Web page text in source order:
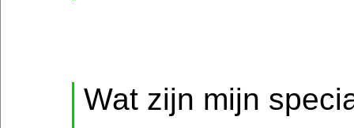
Wat zijn mijn